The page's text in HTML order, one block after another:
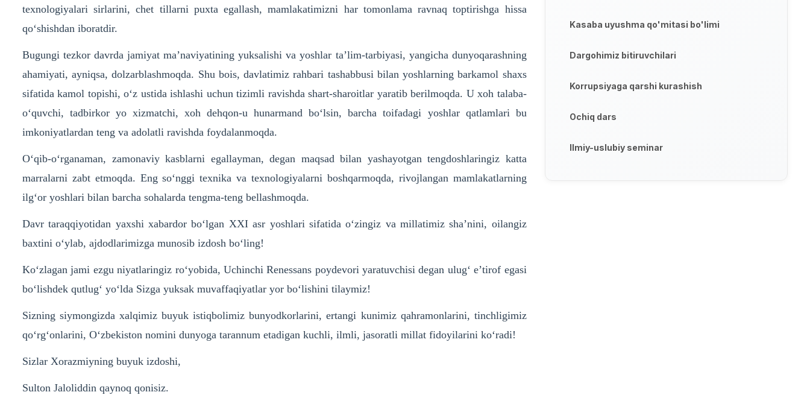
texnologiyalari sirlarini, chet tillarni puxta egallash, mamlakatimizni har tomonlama ravnaq toptirishga hissa
qo‘shishdan iboratdir.
Bugungi tezkor davrda jamiyat ma’naviyatining yuksalishi va yoshlar ta’lim-tarbiyasi, yangicha dunyoqarashning
ahamiyati, ayniqsa, dolzarblashmoqda. Shu bois, davlatimiz rahbari tashabbusi bilan yoshlarning barkamol shaxs
sifatida kamol topishi, o‘z ustida ishlashi uchun tizimli ravishda shart-sharoitlar yaratib berilmoqda. U xoh talaba-
o‘quvchi, tadbirkor yo xizmatchi, xoh dehqon-u hunarmand bo‘lsin, barcha toifadagi yoshlar qatlamlari bu
imkoniyatlardan teng va adolatli ravishda foydalanmoqda.
O‘qib-o‘rganaman, zamonaviy kasblarni egallayman, degan maqsad bilan yashayotgan tengdoshlaringiz katta
marralarni zabt etmoqda. Eng so‘nggi texnika va texnologiyalarni boshqarmoqda, rivojlangan mamlakatlarning
ilg‘or yoshlari bilan barcha sohalarda tengma-teng bellashmoqda.
Davr taraqqiyotidan yaxshi xabardor bo‘lgan XXI asr yoshlari sifatida o‘zingiz va millatimiz sha’nini, oilangiz
baxtini o‘ylab, ajdodlarimizga munosib izdosh bo‘ling!
Ko‘zlagan jami ezgu niyatlaringiz ro‘yobida, Uchinchi Renessans poydevori yaratuvchisi degan ulug‘ e’tirof egasi
bo‘lishdek qutlug‘ yo‘lda Sizga yuksak muvaffaqiyatlar yor bo‘lishini tilaymiz!
Sizning siymongizda xalqimiz buyuk istiqbolimiz bunyodkorlarini, ertangi kunimiz qahramonlarini, tinchligimiz
qo‘rg‘onlarini, O‘zbekiston nomini dunyoga tarannum etadigan kuchli, ilmli, jasoratli millat fidoyilarini ko‘radi!
Sizlar Xorazmiyning buyuk izdoshi,
Sulton Jaloliddin qaynoq qonisiz.
Kasaba uyushma qo'mitasi bo'limi
Dargohimiz bitiruvchilari
Korrupsiyaga qarshi kurashish
Ochiq dars
Ilmiy-uslubiy seminar